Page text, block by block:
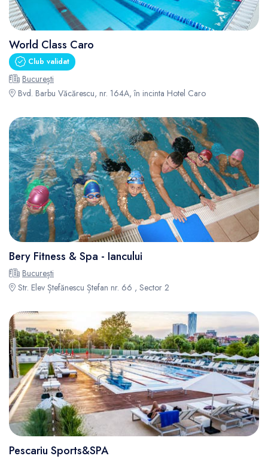
World Class Caro
Club validat
București
Bvd. Barbu Văcărescu, nr. 164A, în incinta Hotel Caro
Bery Fitness & Spa - Iancului
București
Str. Elev Ștefănescu Ștefan nr. 66 , Sector 2
Pescariu Sports&SPA